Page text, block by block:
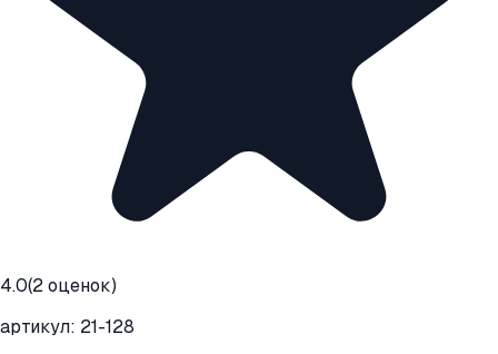
4.0(2оценок)
артикул: 21-128